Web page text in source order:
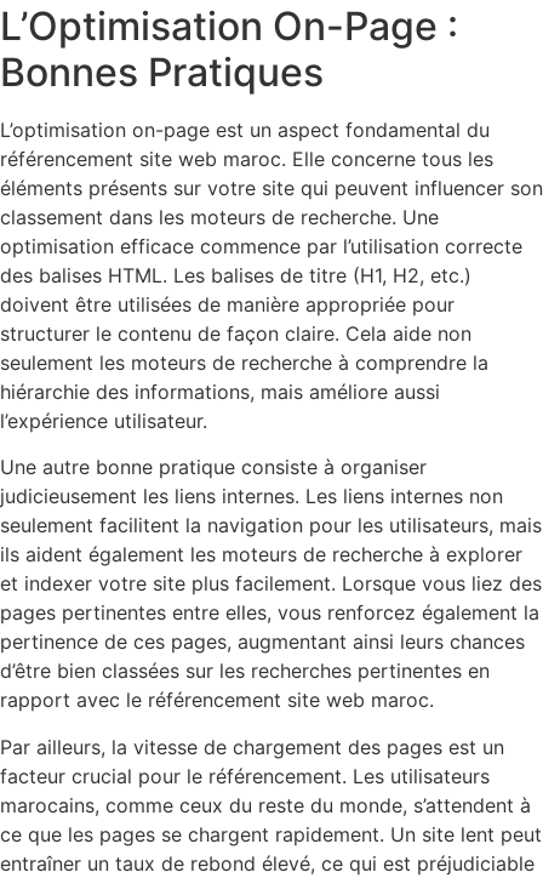
L’Optimisation On-Page :
Bonnes Pratiques
L’optimisation on-page est un aspect fondamental du
référencement site web maroc. Elle concerne tous les
éléments présents sur votre site qui peuvent influencer son
classement dans les moteurs de recherche. Une
optimisation efficace commence par l’utilisation correcte
des balises HTML. Les balises de titre (H1, H2, etc.)
doivent être utilisées de manière appropriée pour
structurer le contenu de façon claire. Cela aide non
seulement les moteurs de recherche à comprendre la
hiérarchie des informations, mais améliore aussi
l’expérience utilisateur.
Une autre bonne pratique consiste à organiser
judicieusement les liens internes. Les liens internes non
seulement facilitent la navigation pour les utilisateurs, mais
ils aident également les moteurs de recherche à explorer
et indexer votre site plus facilement. Lorsque vous liez des
pages pertinentes entre elles, vous renforcez également la
pertinence de ces pages, augmentant ainsi leurs chances
d’être bien classées sur les recherches pertinentes en
rapport avec le référencement site web maroc.
Par ailleurs, la vitesse de chargement des pages est un
facteur crucial pour le référencement. Les utilisateurs
marocains, comme ceux du reste du monde, s’attendent à
ce que les pages se chargent rapidement. Un site lent peut
entraîner un taux de rebond élevé, ce qui est préjudiciable